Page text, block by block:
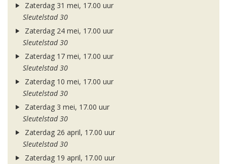
Zaterdag 31 mei, 17.00 uur
Sleutelstad 30
Zaterdag 24 mei, 17.00 uur
Sleutelstad 30
Zaterdag 17 mei, 17.00 uur
Sleutelstad 30
Zaterdag 10 mei, 17.00 uur
Sleutelstad 30
Zaterdag 3 mei, 17.00 uur
Sleutelstad 30
Zaterdag 26 april, 17.00 uur
Sleutelstad 30
Zaterdag 19 april, 17.00 uur